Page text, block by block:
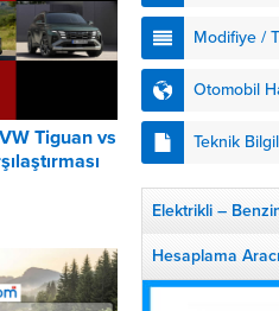
Tiguan vs
Modifiye /
Otomobil
Teknik
Elektrikli –
Hesaplama Aracı